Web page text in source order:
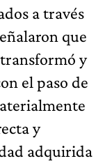
a través
que
y
el paso de
y
adquirida